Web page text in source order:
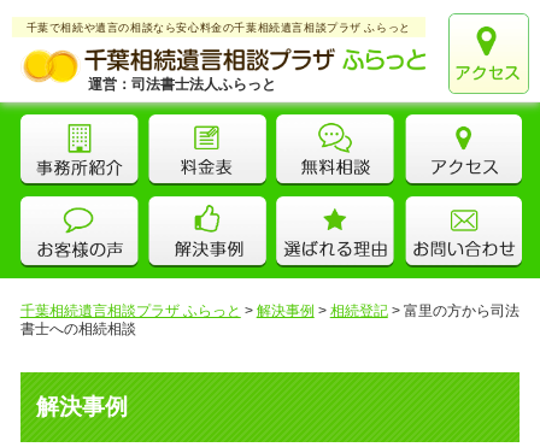
千葉で相続や遺言の相談なら安心料金の千葉相続遺言相談プラザ ふらっと
運営：司法書士法人ふらっと
千葉相続遺言相談プラザ ふらっと > 解決事例 > 相続登記> 富里の方から司法
書士への相続相談
解決事例